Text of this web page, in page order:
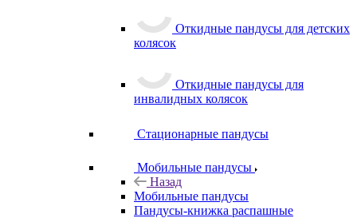
Откидные пандусы для детских
колясок
Откидные пандусы для
инвалидных колясок
Стационарные пандусы
Мобильные пандусы
Назад
Мобильные пандусы
Пандусы-книжка распашные